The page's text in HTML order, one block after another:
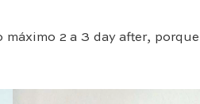
2 a 3 day after, porque